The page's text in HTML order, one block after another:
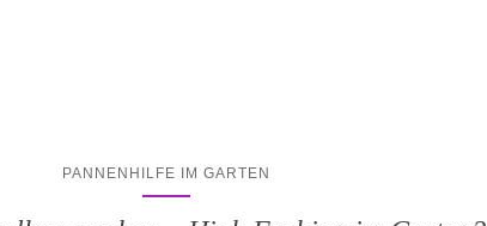
PANNENHILFE IM GARTEN